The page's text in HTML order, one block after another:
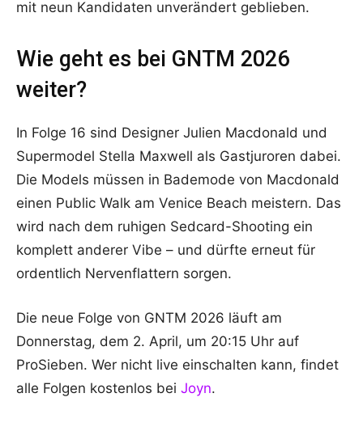
mit neun Kandidaten unverändert geblieben.
Wie geht es bei GNTM 2026
weiter?
In Folge 16 sind Designer Julien Macdonald und
Supermodel Stella Maxwell als Gastjuroren dabei.
Die Models müssen in Bademode von Macdonald
einen Public Walk am Venice Beach meistern. Das
wird nach dem ruhigen Sedcard-Shooting ein
komplett anderer Vibe – und dürfte erneut für
ordentlich Nervenflattern sorgen.
Die neue Folge von GNTM 2026 läuft am
Donnerstag, dem 2. April, um 20:15 Uhr auf
ProSieben. Wer nicht live einschalten kann, findet
alle Folgen kostenlos bei Joyn.